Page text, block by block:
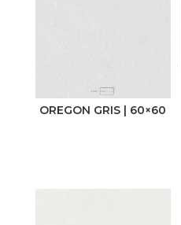
OREGON GRIS | 60×60